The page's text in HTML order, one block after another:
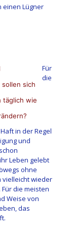
einen Lügner
sich
täglich wie
Für
die
in der Regel
und
Leben gelebt
ohne
vielleicht wieder
die meisten
Weise von
das